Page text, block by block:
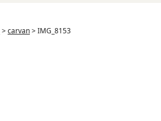
>carvan>IMG_8153